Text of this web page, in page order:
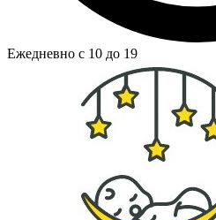
Ежедневно с 10 до 19